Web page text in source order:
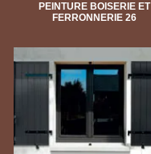
PEINTURE BOISERIE ET
FERRONNERIE 26